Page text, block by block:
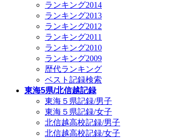
ランキング2014
ランキング2013
ランキング2012
ランキング2011
ランキング2010
ランキング2009
歴代ランキング
ベスト記録検索
東海5県/北信越記録
東海５県記録/男子
東海５県記録/女子
北信越高校記録/男子
北信越高校記録/女子